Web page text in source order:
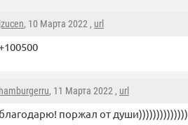
jzucen, 10 Марта 2022 , url
hamburgerru, 11 Марта 2022 , url
благодарю! поржал от души))))))))))))))